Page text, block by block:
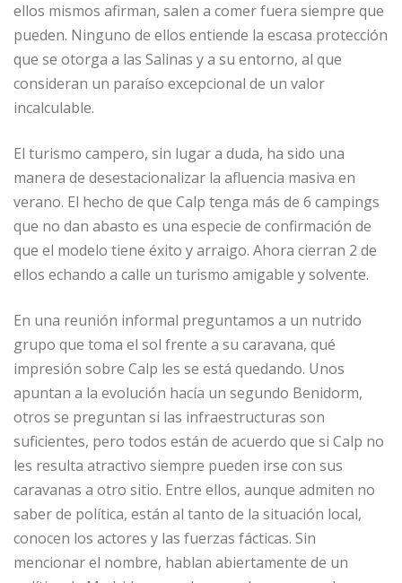
ellos mismos afirman, salen a comer fuera siempre que
pueden. Ninguno de ellos entiende la escasa protección
que se otorga a las Salinas y a su entorno, al que
consideran un paraíso excepcional de un valor
incalculable.
El turismo campero, sin lugar a duda, ha sido una
manera de desestacionalizar la afluencia masiva en
verano. El hecho de que Calp tenga más de 6 campings
que no dan abasto es una especie de confirmación de
que el modelo tiene éxito y arraigo. Ahora cierran 2 de
ellos echando a calle un turismo amigable y solvente.
En una reunión informal preguntamos a un nutrido
grupo que toma el sol frente a su caravana, qué
impresión sobre Calp les se está quedando. Unos
apuntan a la evolución hacía un segundo Benidorm,
otros se preguntan si las infraestructuras son
suficientes, pero todos están de acuerdo que si Calp no
les resulta atractivo siempre pueden irse con sus
caravanas a otro sitio. Entre ellos, aunque admiten no
saber de política, están al tanto de la situación local,
conocen los actores y las fuerzas fácticas. Sin
mencionar el nombre, hablan abiertamente de un